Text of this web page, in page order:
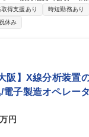
する新商品開発業務 ・新
商品提案 ・商品組成に
部運用会社等）との連携・調整
ィナンシャルG/国内最
取得支援あり 時短勤務あり
休み
阪】X線分析装置
電子製造オペレー
円